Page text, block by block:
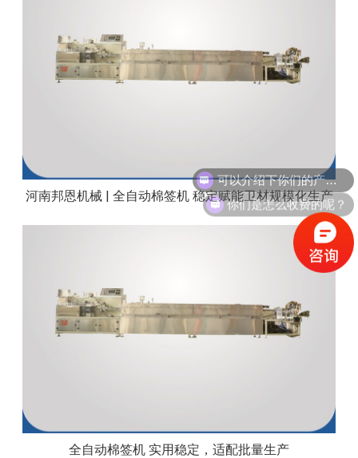
河南邦恩机械 | 全自动棉签机 稳定赋能卫材规模化生产
全自动棉签机 实用稳定，适配批量生产
可以介绍下你们的产品么？
你们是怎么收费的呢？